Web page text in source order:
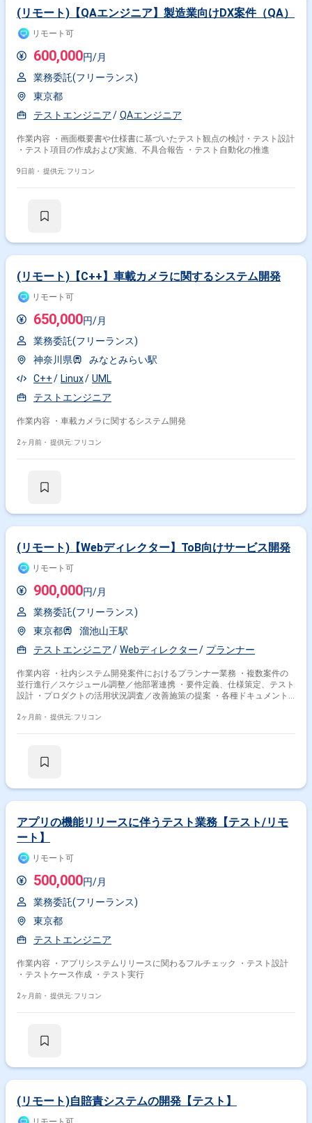
(リモート)【QAエンジニア】製造業向けDX案件（QA）
リモート可
600,000円/月
業務委託(フリーランス)
東京都
テストエンジニア
QAエンジニア
作業内容 ・画面概要書や仕様書に基づいたテスト観点の検討・テスト設計
・テスト項目の作成および実施、不具合報告 ・テスト自動化の推進
9日前・ 提供元: フリコン
(リモート)【C++】車載カメラに関するシステム開発
リモート可
650,000円/月
業務委託(フリーランス)
神奈川県
みなとみらい駅
C++
Linux
UML
テストエンジニア
作業内容 ・車載カメラに関するシステム開発
2ヶ月前・ 提供元: フリコン
(リモート)【Webディレクター】ToB向けサービス開発
リモート可
900,000円/月
業務委託(フリーランス)
東京都
溜池山王駅
テストエンジニア
Webディレクター プランナー
作業内容 ・社内システム開発案件におけるプランナー業務 ・複数案件の
並行進行／スケジュール調整／他部署連携 ・要件定義、仕様策定、テスト
設計 ・プロダクトの活用状況調査／改善施策の提案 ・各種ドキュメント
2ヶ月前・ 提供元: フリコン
アプリの機能リリースに伴うテスト業務【テスト/リモ
ート】
リモート可
500,000円/月
業務委託(フリーランス)
東京都
テストエンジニア
作業内容 ・アプリシステムリリースに関わるフルチェック ・テスト設計
・テストケース作成 ・テスト実行
2ヶ月前・ 提供元: フリコン
(リモート)自賠責システムの開発【テスト】
テストエンジニア × 副業
その他の条件で検索する